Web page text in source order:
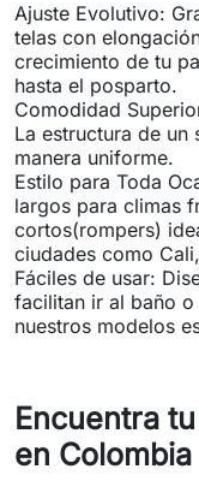
Ajuste Evolutivo:
telas con
crecimiento de tu
hasta el posparto.
Comodidad
La estructura de
manera uniforme.
Estilo para Toda
largos para climas
cortos(rompers)
ciudades como
Fáciles de usar:
facilitan ir al baño o
nuestros modelos
Encuentra
en Colombia